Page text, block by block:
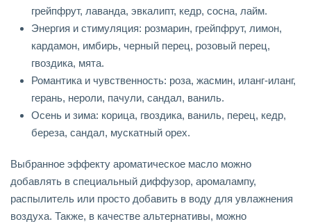
грейпфрут, лаванда, эвкалипт, кедр, сосна, лайм.
Энергия и стимуляция: розмарин, грейпфрут, лимон,
кардамон, имбирь, черный перец, розовый перец,
гвоздика, мята.
Романтика и чувственность: роза, жасмин, иланг-иланг,
герань, нероли, пачули, сандал, ваниль.
Осень и зима: корица, гвоздика, ваниль, перец, кедр,
береза, сандал, мускатный орех.
Выбранное эффекту ароматическое масло можно
добавлять в специальный диффузор, аромалампу,
распылитель или просто добавить в воду для увлажнения
воздуха. Также, в качестве альтернативы, можно